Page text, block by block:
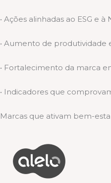
• Ações alinhadas ao ESG e à
• Aumento de
• Fortalecimento da marca
• Indicadores que
Marcas que ativam bem-